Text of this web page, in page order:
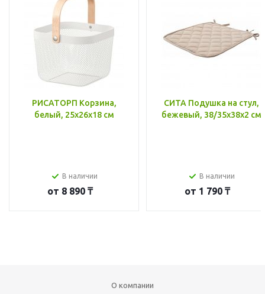
РИСАТОРП Корзина,
белый, 25x26x18 см
В наличии
от 8 890 ₸
СИТА Подушка на стул,
бежевый, 38/35x38x2 см
В наличии
от 1 790 ₸
О компании